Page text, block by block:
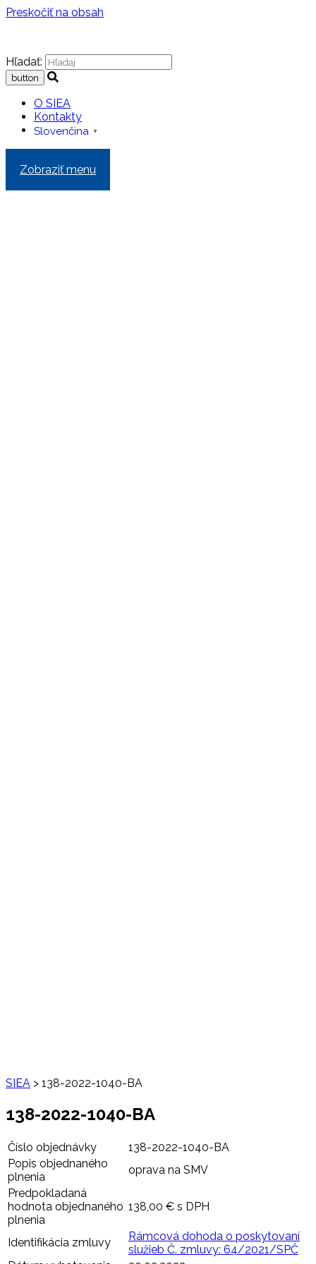
Preskočiť na obsah
Hľadať:
O SIEA
Kontakty
Slovenčina ▼
Zobraziť menu
SIEA > 138-2022-1040-BA
138-2022-1040-BA
Číslo objednávky
138-2022-1040-BA
Popis objednaného
plnenia
oprava na SMV
Predpokladaná
hodnota objednaného
plnenia
138,00 € s DPH
Identifikácia zmluvy
Rámcová dohoda o poskytovaní
služieb Č. zmluvy: 64/2021/SPČ